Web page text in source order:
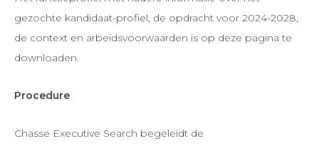
gezochte kandidaat-profiel, de opdracht voor 2024-2028,
de context en arbeidsvoorwaarden is op deze pagina te
downloaden.
Procedure
Chasse Executive Search begeleidt de